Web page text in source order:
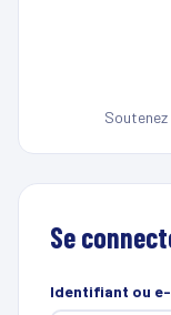
Se
Identifiant ou